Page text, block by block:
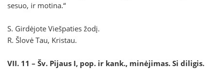
sesuo, ir motina.“
S. Girdėjote Viešpaties žodį.
R. Šlovė Tau, Kristau.
VII. 11 – Šv. Pijaus I, pop. ir kank., minėjimas. Si diligis.